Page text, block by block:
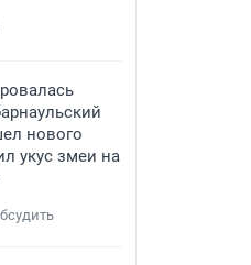
нового
укус змеи на